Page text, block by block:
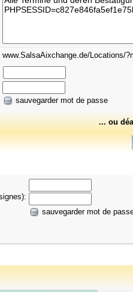
www.SalsaAixchange.de/Locations/
sauvegarder mot de passe
... ou
sauvegarder mot de